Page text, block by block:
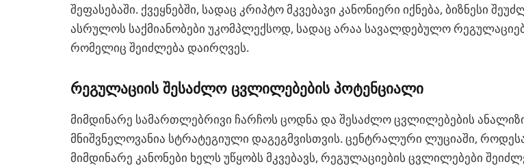
შეფასებაში. ქვეყნებში, სადაც კრიპტო მკვებავი კანონიერი იქნება, ბიზნესი
ასრულოს საქმიანობები უკომპლექსოდ, სადაც არაა სავალდებულო
რომელიც შეიძლება დაირღვეს.
რეგულაციის შესაძლო ცვლილებების პოტენციალი
მიმდინარე სამართლებრივი ჩარჩოს ცოდნა და შესაძლო ცვლილებების
მნიშვნელოვანია სტრატეგიული დაგეგმვისთვის. ცენტრალური ლუციაში,
მიმდინარე კანონები ხელს უწყობს მკვებავს, რეგულაციების ცვლილებები